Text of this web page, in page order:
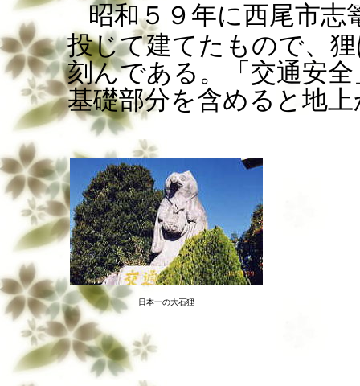
昭和５９年に西尾市志
投じて建てたもので、
刻んである。「交通安
基礎部分を含めると地
日本一の大石狸